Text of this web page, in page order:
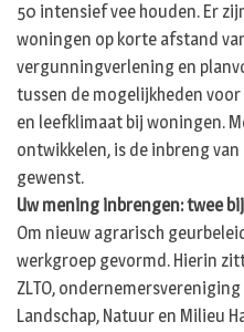
50 intensief vee houden. Er
woningen op korte afstand
vergunningverlening en
tussen de mogelijkheden
en leefklimaat bij woningen.
ontwikkelen, is de inbreng
gewenst.
Uw mening inbrengen: twee
Om nieuw agrarisch
werkgroep gevormd. Hierin
ZLTO,
Landschap, Natuur en Milieu